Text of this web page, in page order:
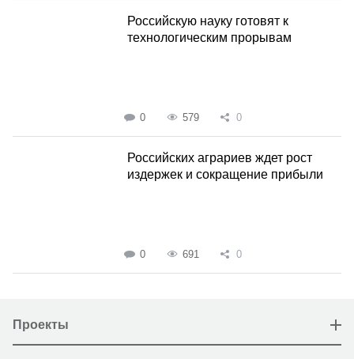
Российскую науку готовят к
технологическим прорывам
0 579 0
Российских аграриев ждет рост
издержек и сокращение прибыли
0 691 0
Проекты